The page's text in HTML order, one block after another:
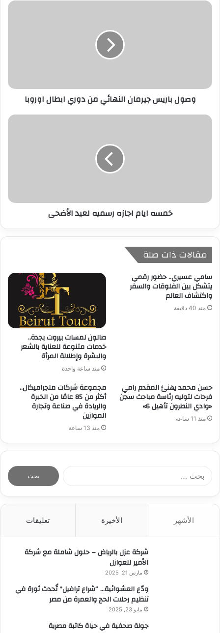
د
ر
ي
وصول باريس جيرمان النهائي من دوري ابطال اوروبا
خمسه ايام اجازه رسميه لعيد الأضحى
مقالات ذات صلة
سامي عسيري.. حضور رقمي
يتشكل بين الفلوقات والسفر
واكتشاف العالم
منذ 40 دقيقة
صالون لمسات بيروت بجدة..
خدمات متنوعة للعناية بالشعر
والبشرة وإطلالة المرأة
منذ ساعة واحدة
حسن محمد يهنئ المقدم رامي
فرحات لتوليه رئاسة مباحث سجن
«وادي النطرون تأهيل 6»
منذ 11 ساعة
مجموعة شركات ملجراميكال..
أكثر من 85 عامًا من الخبرة
والريادة في صناعة وتجارة
الموازين
منذ 13 ساعة
الأشهر الأخيرة تعليقات
شركة عزل بالرياض – حلول شاملة مع شركة
الأمير للعوازل
مارس 21, 2025
ودّع العشوائية… “شراع ترافيل” تُحدث ثورة في
تنظيم رحلات الحج والعمرة من مصر
مايو 23, 2025
جولة صحفية في حياة كاتبة مصرية